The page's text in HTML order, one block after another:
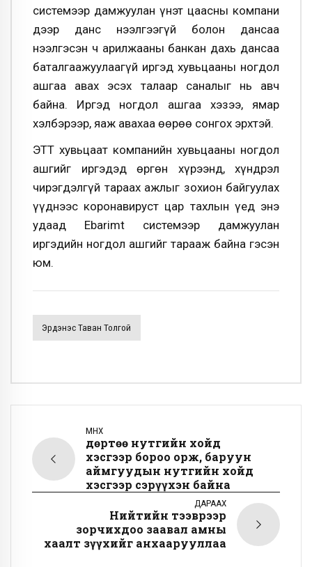
системээр дамжуулан үнэт цаасны компани
дээр данс нээлгээгүй болон дансаа
нээлгэсэн ч арилжааны банкан дахь дансаа
баталгаажуулаагүй иргэд хувьцааны ногдол
ашгаа авах эсэх талаар саналыг нь авч
байна. Иргэд ногдол ашгаа хэзээ, ямар
хэлбэрээр, яаж авахаа өөрөө сонгох эрхтэй.
ЭТТ хувьцаат компанийн хувьцааны ногдол
ашгийг иргэдэд өргөн хүрээнд, хүндрэл
чирэгдэлгүй тараах ажлыг зохион байгуулах
үүднээс коронавируст цар тахлын үед энэ
удаад Ebarimt системээр дамжуулан
иргэдийн ногдол ашгийг тарааж байна гэсэн
юм.
Эрдэнэс Таван Толгой
ӨМНӨХ
Өдөртөө нутгийн хойд
хэсгээр бороо орж, баруун
аймгуудын нутгийн хойд
хэсгээр сэрүүхэн байна
ДАРААХ
Нийтийн тээврээр
зорчихдоо заавал амны
хаалт зүүхийг анхаарууллаа